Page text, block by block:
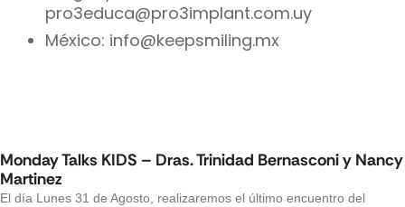
pro3educa@pro3implant.com.uy
México: info@keepsmiling.mx
Monday Talks KIDS – Dras. Trinidad Bernasconi y Nancy
Martinez
El día Lunes 31 de Agosto, realizaremos el último encuentro del